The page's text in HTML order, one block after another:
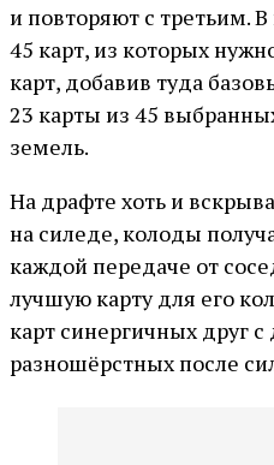
и повторяют с третьим. В
45 карт, из которых
карт, добавив туда
23 карты из 45
земель.
На драфте хоть и
на силеде, колоды
каждой передаче от
лучшую карту для его
карт синергичных друг
разношёрстных после